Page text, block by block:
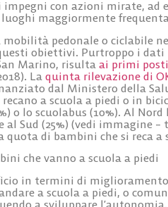
con azioni mirate, ad
maggiormente
pedonale o ciclabile
obiettivi. Purtroppo i
Marino, risulta ai primi
La quinta rilevazione di
dal Ministero della
a scuola a piedi o in
o lo scuolabus (10%). Al
al Sud (25%) (vedi immagine
quota di bambini che si reca
in termini di
a scuola a piedi, o
a sviluppare